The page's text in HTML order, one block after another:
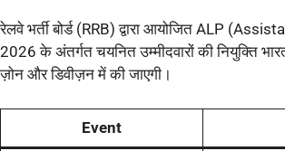
रेलवे भर्ती बोर्ड (RRB) द्वारा आयोजित ALP
2026 के अंतर्गत चयनित उम्मीदवारों की नियुक्ति
ज़ोन और डिवीज़न में की जाएगी।
Event